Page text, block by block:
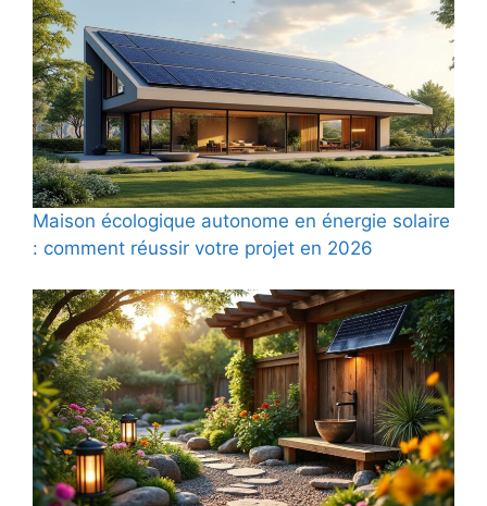
Maison écologique autonome en énergie solaire
: comment réussir votre projet en 2026